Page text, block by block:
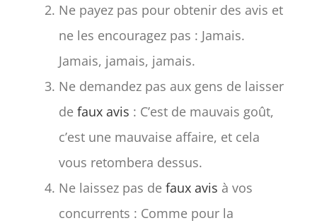
Ne payez pas pour obtenir des avis et
ne les encouragez pas : Jamais.
Jamais, jamais, jamais.
Ne demandez pas aux gens de laisser
de faux avis : C’est de mauvais goût,
c’est une mauvaise affaire, et cela
vous retombera dessus.
Ne laissez pas de faux avis à vos
concurrents : Comme pour la